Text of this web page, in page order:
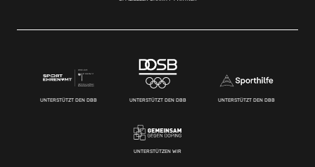
UNTERSTÜTZT DEN DBB UNTERSTÜTZT DEN DBB UNTERSTÜTZT DEN DBB
UNTERSTÜTZEN WIR